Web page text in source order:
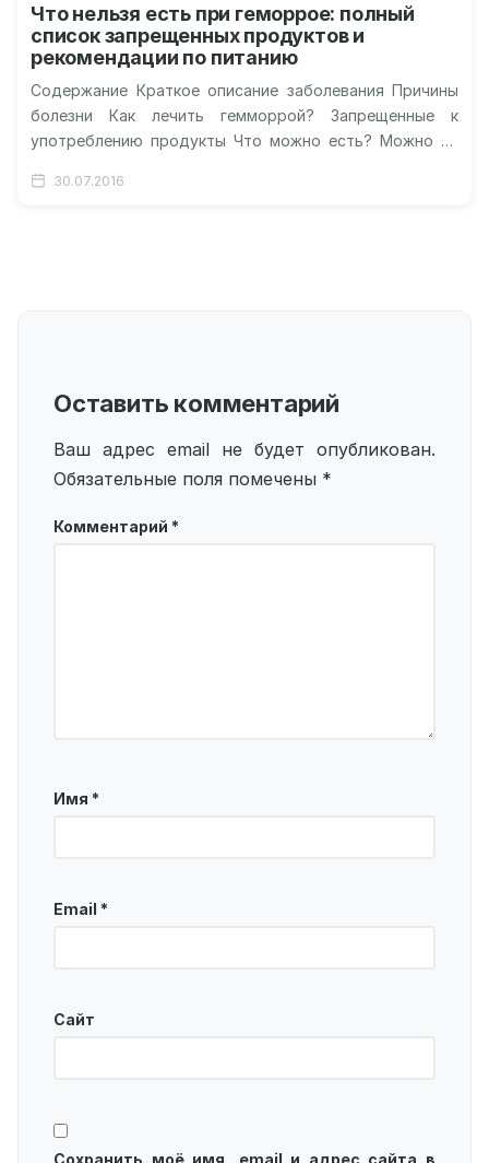
Что нельзя есть при геморрое: полный
список запрещенных продуктов и
рекомендации по питанию
Содержание Краткое описание заболевания Причины
болезни Как лечить гемморрой? Запрещенные к
употреблению продукты Что можно есть? Можно ли
Что…
30.07.2016
Оставить комментарий
Ваш адрес email не будет опубликован.
Обязательные поля помечены *
Комментарий *
Имя *
Email *
Сайт
Сохранить моё имя, email и адрес сайта в